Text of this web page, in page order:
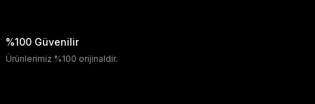
%100 Güvenilir
Ürünlerimiz %100 orijinaldir.